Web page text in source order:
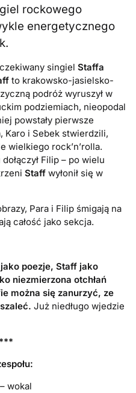
rockowego
energetycznego
singielStaffa
to krakowsko-jasielsko-
podróż wyruszył w
podziemiach, nieopodal
powstały pierwsze
Karo i Sebek stwierdzili,
wielkiego rock’n’rolla.
dołączył Filip – po wielu
Staff wyłonił się w
Para i Filip śmigają na
całość jako sekcja.
poezje, Staff jako
niezmierzona otchłań
można się zanurzyć, ze
Już niedługowjedzie
wokal